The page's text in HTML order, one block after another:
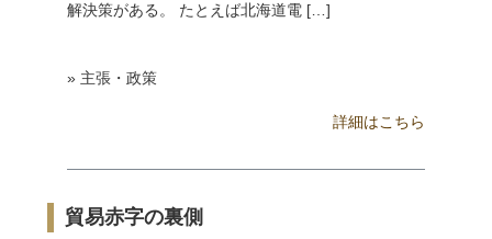
解決策がある。 たとえば北海道電 […]
» 主張・政策
詳細はこちら
貿易赤字の裏側